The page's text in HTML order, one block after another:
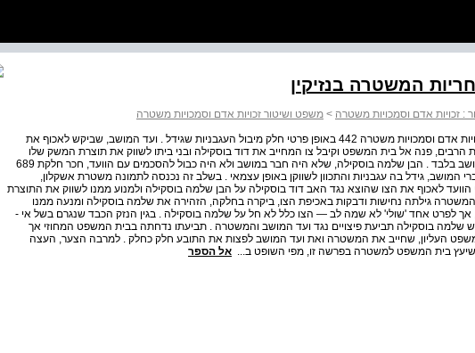
: זכויות אדם וסמכויות משטרה > משפט ושיטור זכויות אדם וסמכויות משטרה
משפט ושיטור : זכויות אדם וסמכויות משטרה 442 באופן פרטי חלק מיבול העגבניות שגידל . ועד המושב, שביקש לאכוף את
הרבים, פנה אל בית המשפט וקיבל צו המחייב את דוד בוסקילה ובני ביתו לשווק את תוצרת המשק שלו
באמצעות ועד המושב בלבד . הבן שלמה בוסקילה, שלא היה חבר במושב ולא היה כבול להסכמים עם הוועד, חכר חלקת 689
גידל בה עגבניות והתכוון לשווקן באופן עצמאי . בשלב זה נכנסה לתמונה משטרת אשקלון,
לאכוף את הצו שהוצא נגד האב דוד בוסקילה על הבן שלמה בוסקילה ולמנוע ממנו לשווק את התוצרת
גילתה נחישות ודבקות באכיפת הצו, ביקרה בחלקה, הזהירה את שלמה בוסקילה ומנעה ממנו
אך לפרט אחד 'שולי' לא שמה לב — הצו כלל לא חל על שלמה בוסקילה . בגין הנזק הכבד שנגרם בשל אי -
שלמה בוסקילה תביעת פיצויים נגד ועד המושב והמשטרה . תביעתו נדחתה בבית המשפט המחוזי אך
העליון, שחייב את המשטרה ואת ועד המושב לפצות את התובע חלק כחלק . למרבה הצער, העצה
בית המשפט למשטרה בפרשה זו, מפי השופט ב... אל הספר